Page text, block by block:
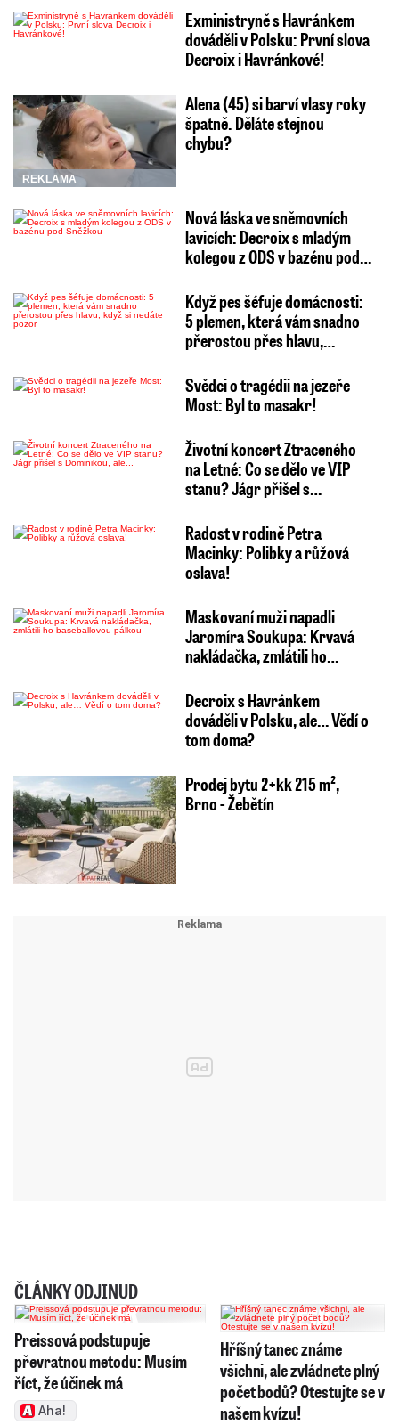
Exministryně s Havránkem
dováděli v Polsku: První slova
Decroix i Havránkové!
REKLAMA
Alena (45) si barví vlasy roky
špatně. Děláte stejnou
chybu?
Nová láska ve sněmovních
lavicích: Decroix s mladým
kolegou z ODS v bazénu pod…
Když pes šéfuje domácnosti:
5 plemen, která vám snadno
přerostou přes hlavu,…
Svědci o tragédii na jezeře
Most: Byl to masakr!
Životní koncert Ztraceného
na Letné: Co se dělo ve VIP
stanu? Jágr přišel s…
Radost v rodině Petra
Macinky: Polibky a růžová
oslava!
Maskovaní muži napadli
Jaromíra Soukupa: Krvavá
nakládačka, zmlátili ho…
Decroix s Havránkem
dováděli v Polsku, ale… Vědí o
tom doma?
Prodej bytu 2+kk 215 m²,
Brno - Žebětín
ČLÁNKY ODJINUD
Preissová podstupuje
převratnou metodu: Musím
říct, že účinek má
Aha!
Hříšný tanec známe
všichni, ale zvládnete plný
počet bodů? Otestujte se v
našem kvízu!